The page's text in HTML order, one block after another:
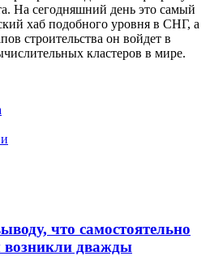
На сегодняшний день это самый
хаб подобного уровня в СНГ, а
строительства он войдет в
кластеров в мире.
что самостоятельно
дважды